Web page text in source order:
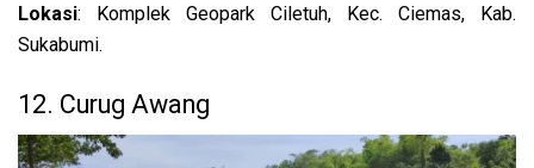
Lokasi: Komplek Geopark Ciletuh, Kec. Ciemas, Kab.
Sukabumi.
12. Curug Awang